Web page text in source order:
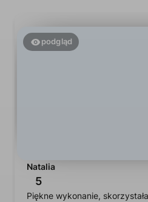
podgląd
Natalia
5
Piękne wykonanie,